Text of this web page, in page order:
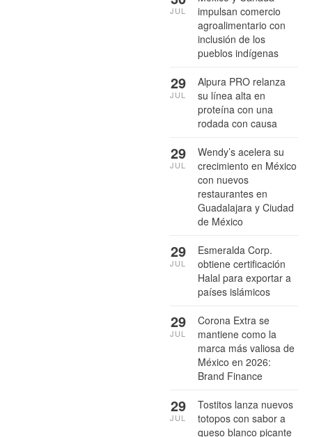
impulsan comercio
agroalimentario con
inclusión de los
pueblos indígenas
JUL
Alpura PRO relanza
su línea alta en
proteína con una
rodada con causa
29
JUL
Wendy’s acelera su
crecimiento en México
con nuevos
restaurantes en
Guadalajara y Ciudad
de México
29
JUL
Esmeralda Corp.
obtiene certificación
Halal para exportar a
países islámicos
29
JUL
Corona Extra se
mantiene como la
marca más valiosa de
México en 2026:
Brand Finance
29
JUL
Tostitos lanza nuevos
totopos con sabor a
queso blanco picante
29
JUL